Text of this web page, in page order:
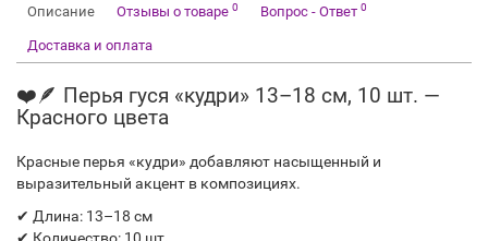
Описание Отзывы о товаре 0 Вопрос - Ответ 0
Доставка и оплата
❤️🪶 Перья гуся «кудри» 13–18 см, 10 шт. —
Красного цвета
Красные перья «кудри» добавляют насыщенный и
выразительный акцент в композициях.
✔ Длина: 13–18 см